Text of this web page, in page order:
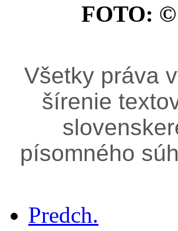
FOTO:
Všetky práva
šírenie
písomného
Predch.